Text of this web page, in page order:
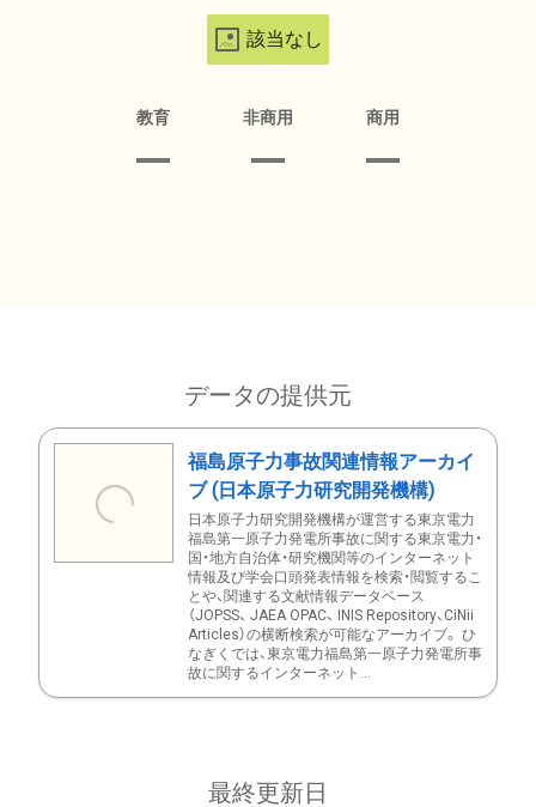
該当なし
教育 非商用 商用
データの提供元
福島原子力事故関連情報アーカイ
ブ (日本原子力研究開発機構)
日本原子力研究開発機構が運営する東京電力
福島第一原子力発電所事故に関する東京電力・
国・地方自治体・研究機関等のインターネット
情報及び学会口頭発表情報を検索・閲覧するこ
とや、関連する文献情報データベース
（JOPSS、 JAEA OPAC、 INIS Repository、CiNii
Articles）の横断検索が可能なアーカイブ。 ひ
なぎくでは、東京電力福島第一原子力発電所事
故に関するインターネット...
最終更新日